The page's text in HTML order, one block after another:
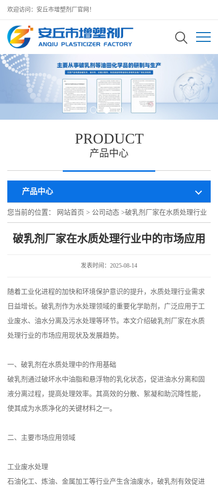
欢迎访问：安丘市增塑剂厂官网！
PRODUCT
产品中心
产品中心
您当前的位置： 网站首页 > 公司动态 >破乳剂厂家在水质处理行业
中的市场应用
破乳剂厂家在水质处理行业中的市场应用
发表时间：2025-08-14
随着工业化进程的加快和环境保护意识的提升，水质处理行业需求
日益增长。破乳剂作为水处理领域的重要化学助剂，广泛应用于工
业废水、油水分离及污水处理等环节。本文介绍破乳剂厂家在水质
处理行业的市场应用现状及发展趋势。
一、破乳剂在水质处理中的作用基础
破乳剂通过破坏水中油脂和悬浮物的乳化状态，促进油水分离和固
液分离过程，提高处理效率。其高效的分散、絮凝和助沉降性能，
使其成为水质净化的关键材料之一。
二、主要市场应用领域
工业废水处理
石油化工、炼油、金属加工等行业产生含油废水，破乳剂有效促进